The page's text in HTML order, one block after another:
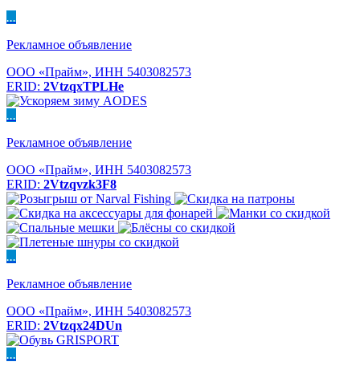
...
Рекламное объявление
ООО «Прайм», ИНН 5403082573
ERID: 2VtzqxTPLHe
...
Рекламное объявление
ООО «Прайм», ИНН 5403082573
ERID: 2Vtzqvzk3F8
...
Рекламное объявление
ООО «Прайм», ИНН 5403082573
ERID: 2Vtzqx24DUn
...